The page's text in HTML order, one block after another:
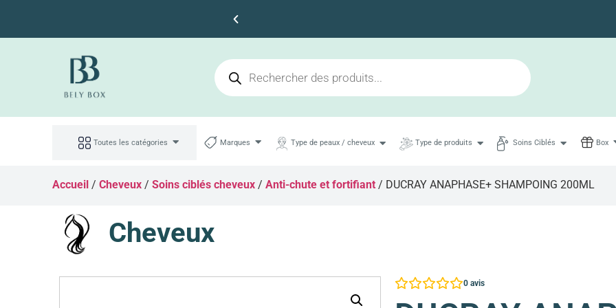
Toutes les catégories Marques Type de peaux / cheveux Type de produits Soins Ciblés Box
Accueil /Cheveux /Soins ciblés cheveux /Anti-chute et fortifiant / DUCRAY ANAPHASE+ SHAMPOING 200ML
Cheveux
0 avis